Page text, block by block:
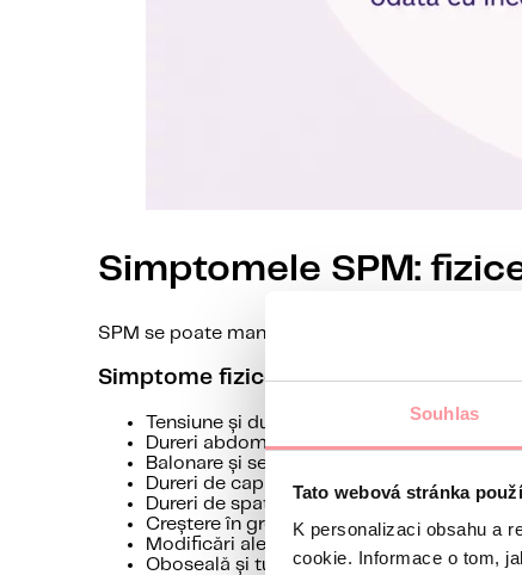
Souhlas
Tato webová stránka
K personalizaci obsahu a
cookie. Informace o tom,
Simptomele SPM:
SPM se poate manifesta în moduri foarte
Simptome fizice
Tensiune și durere la nivelul sânilor
Dureri abdominale și crampe
Balonare și senzație de plenitudine
Dureri de cap și migrene
Dureri de spate și articulare
Creștere în greutate din cauza retenției de
Modificări ale pielii (acnee, piele grasă)
Oboseală și tulburări de somn